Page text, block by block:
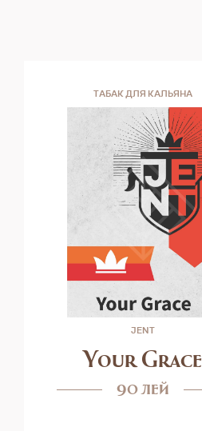
ТАБАК ДЛЯ КАЛЬЯНА
JENT
Your Grace
90 лей